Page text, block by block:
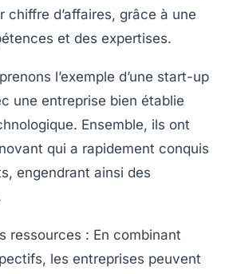
chiffre d’affaires, grâce à une
et des expertises.
l’exemple d’une start-up
une entreprise bien établie
Ensemble, ils ont
qui a rapidement conquis
engendrant ainsi des
ressources : En combinant
les entreprises peuvent